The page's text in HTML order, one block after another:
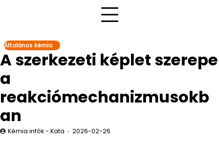
Általános kémia
A szerkezeti képlet szerepe
a
reakciómechanizmusokb
an
Kémia infók - Kata 2026-02-26